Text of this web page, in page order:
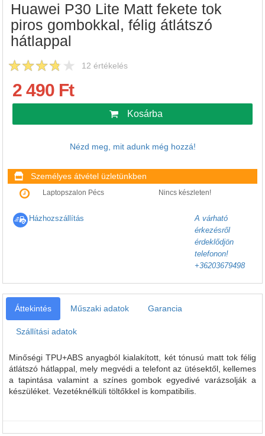
Huawei P30 Lite Matt fekete tok
piros gombokkal, félig átlátszó
hátlappal
12 értékelés
2 490 Ft
Kosárba
Nézd meg, mit adunk még hozzá!
Személyes átvétel üzletünkben
Laptopszalon Pécs Nincs készleten!
Házhozszállítás
A várható
érkezésről
érdeklődjön
telefonon!
+36203679498
Áttekintés Műszaki adatok Garancia
Szállítási adatok
Minőségi TPU+ABS anyagból kialakított, két tónusú matt tok félig
átlátszó hátlappal, mely megvédi a telefont az ütésektől, kellemes
a tapintása valamint a színes gombok egyedivé varázsolják a
készüléket. Vezetéknélküli töltőkkel is kompatibilis.